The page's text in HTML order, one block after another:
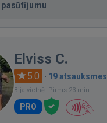
pasūtījumu
Elviss C.
5.0 · 19 atsauksmes
Bija vietnē: Pirms 23 min.
PRO